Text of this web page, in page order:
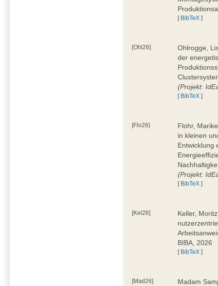
[ BibTeX ]
[Ohl26]
Ohlrogge,
der
(Projekt:
[ BibTeX ]
[Flo26]
Flohr,
in kleinen
Entwicklung
(Projekt:
[ BibTeX ]
[Kel26]
Keller,
BIBA, 2026
[ BibTeX ]
[Mad26]
Madam